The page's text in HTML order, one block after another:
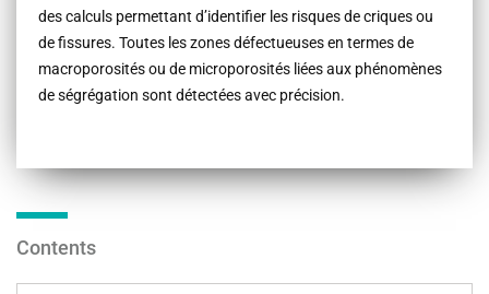
des calculs permettant d’identifier les risques de criques ou
de fissures. Toutes les zones défectueuses en termes de
macroporosités ou de microporosités liées aux phénomènes
de ségrégation sont détectées avec précision.
Contents